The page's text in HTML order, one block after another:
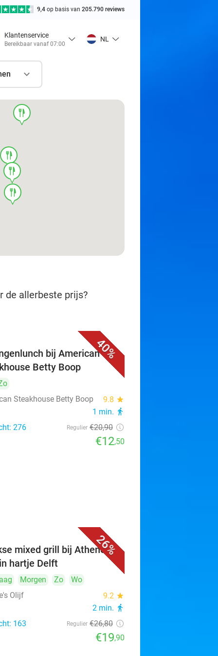
9,4 op basis van 205.790 reviews
Klantenservice
Bereikbaar vanaf 07:00
NL
food
food
food
food
de allerbeste prijs?
40%
bij American
Betty Boop
Steakhouse Betty Boop
9.8 star
1 min. directions_walk
276 Regulier €20,90
€12,50
26%
mixed grill bij Athene's
hartje Delft
Morgen Zo
Wo
Olijf
9.2 star
2 min. directions_walk
163 Regulier €26,80
€19,90